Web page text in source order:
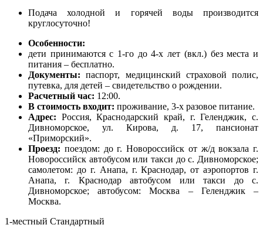
Подача холодной и горячей воды производится
круглосуточно!
Особенности:
дети принимаются с 1-го до 4-х лет (вкл.) без места и
питания – бесплатно.
Документы: паспорт, медицинский страховой полис,
путевка, для детей – свидетельство о рождении.
Расчетный час: 12:00.
В стоимость входит: проживание, 3-х разовое питание.
Адрес: Россия, Краснодарский край, г. Геленджик, с.
Дивноморское, ул. Кирова, д. 17, пансионат
«Приморский».
Проезд: поездом: до г. Новороссийск от ж/д вокзала г.
Новороссийск автобусом или такси до с. Дивноморское;
самолетом: до г. Анапа, г. Краснодар, от аэропортов г.
Анапа, г. Краснодар автобусом или такси до с.
Дивноморское; автобусом: Москва – Геленджик –
Москва.
1-местный Стандартный